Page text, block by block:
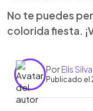
No te puedes
colorida fiesta.
PorElis
Publicado el